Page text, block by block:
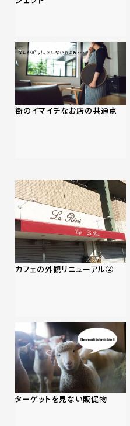
街のイマイチなお店の共通点
カフェの外観リニューアル②
ターゲットを見ない販促物